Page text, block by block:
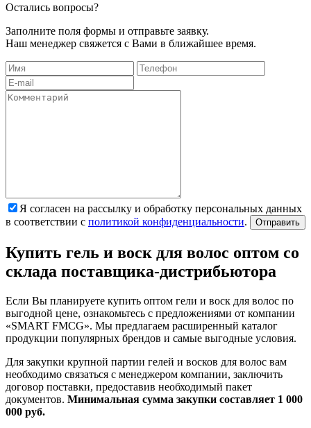
Остались вопросы?
Заполните поля формы и отправьте заявку.
Наш менеджер свяжется с Вами в ближайшее время.
Я согласен на рассылку и обработку персональных данных
в соответствии с политикой конфиденциальности. Отправить
Купить гель и воск для волос оптом со
склада поставщика-дистрибьютора
Если Вы планируете купить оптом гели и воск для волос по
выгодной цене, ознакомьтесь с предложениями от компании
«SMART FMCG». Мы предлагаем расширенный каталог
продукции популярных брендов и самые выгодные условия.
Для закупки крупной партии гелей и восков для волос вам
необходимо связаться с менеджером компании, заключить
договор поставки, предоставив необходимый пакет
документов. Минимальная сумма закупки составляет 1 000
000 руб.